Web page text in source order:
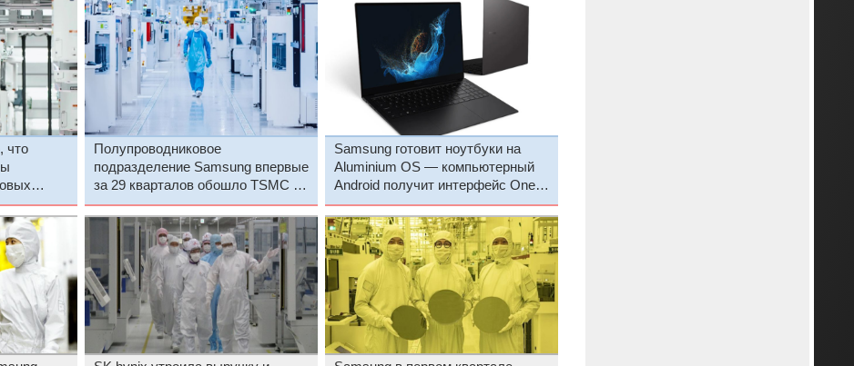
что
Полупроводниковое
подразделение Samsung впервые
за 29 кварталов обошло TSMC по
выручке и прибыли
Samsung готовит ноутбуки на
Aluminium OS — компьютерный
Android получит интерфейс One
UI